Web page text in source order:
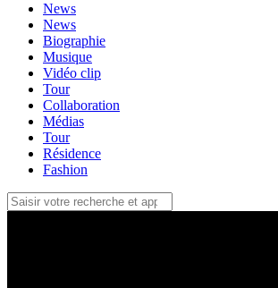
News
News
Biographie
Musique
Vidéo clip
Tour
Collaboration
Médias
Tour
Résidence
Fashion